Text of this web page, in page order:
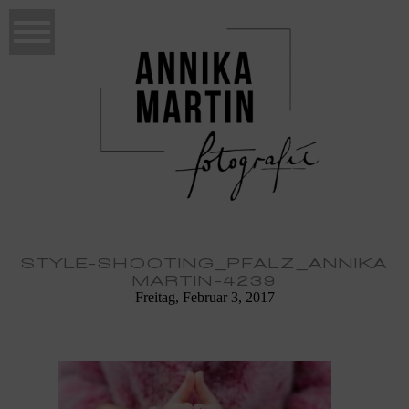
STYLE-SHOOTING_PFALZ_ANNIKA
MARTIN-4239
Freitag, Februar 3, 2017